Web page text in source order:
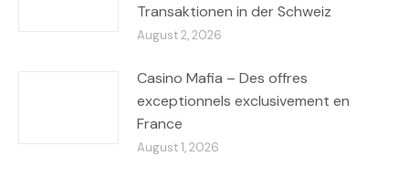
Transaktionen in der Schweiz
August 2, 2026
Casino Mafia – Des offres
exceptionnels exclusivement en
France
August 1, 2026